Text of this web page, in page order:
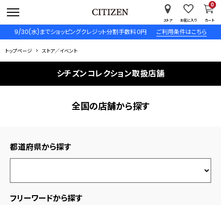
9/30(水)までショッピングクレジット分割手数料０円 ご利用条件はこちら
ストア お気に入り カート
0
トップページ ストア／イベント
シチズンコレクション取扱店舗
全国の店舗から探す
都道府県から探す
フリーワードから探す